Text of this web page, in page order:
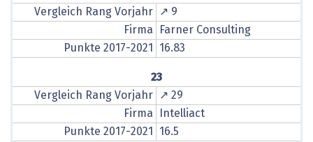
Vergleich Rang Vorjahr
↗ 9
Firma
Farner Consulting
Punkte 2017-2021
16.83
23
Vergleich Rang Vorjahr
↗ 29
Firma
Intelliact
Punkte 2017-2021
16.5